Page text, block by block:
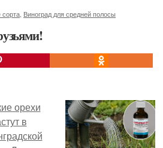
сорта Виноград для средней полосы